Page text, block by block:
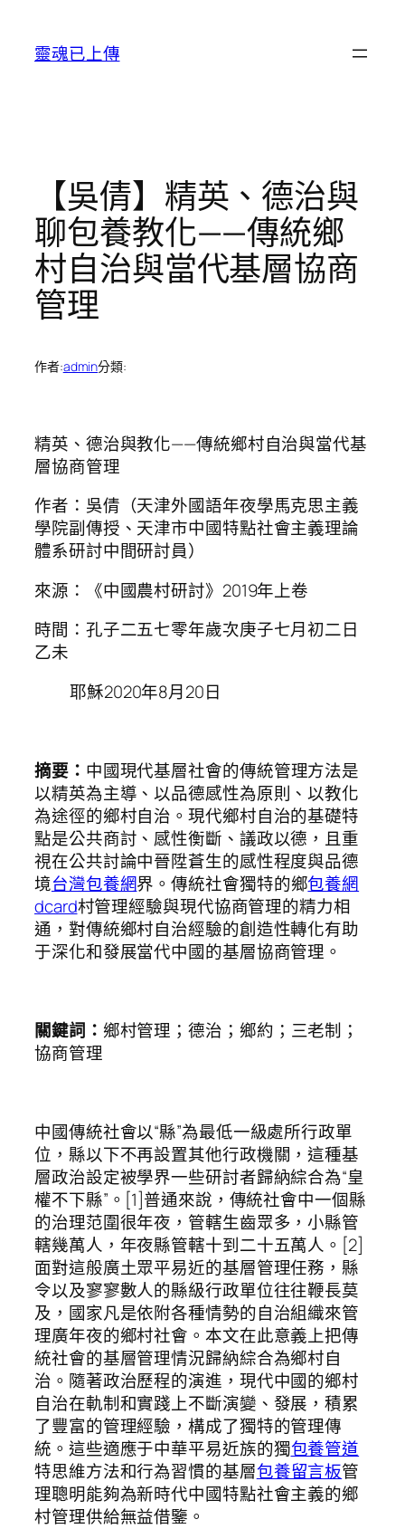
靈魂已上傳
【吳倩】精英、德治與
聊包養教化——傳統鄉
村自治與當代基層協商
管理
作者:admin分類:
精英、德治與教化——傳統鄉村自治與當代基
層協商管理
作者：吳倩（天津外國語年夜學馬克思主義
學院副傳授、天津市中國特點社會主義理論
體系研討中間研討員）
來源：《中國農村研討》2019年上卷
時間：孔子二五七零年歲次庚子七月初二日
乙未
耶穌2020年8月20日
摘要： 中國現代基層社會的傳統管理方法是
以精英為主導、以品德感性為原則、以教化
為途徑的鄉村自治。現代鄉村自治的基礎特
點是公共商討、感性衡斷、議政以德，且重
視在公共討論中晉陞蒼生的感性程度與品德
境台灣包養網界。傳統社會獨特的鄉包養網
dcard村管理經驗與現代協商管理的精力相
通，對傳統鄉村自治經驗的創造性轉化有助
于深化和發展當代中國的基層協商管理。
關鍵詞： 鄉村管理；德治；鄉約；三老制；
協商管理
中國傳統社會以“縣”為最低一級處所行政單
位，縣以下不再設置其他行政機關，這種基
層政治設定被學界一些研討者歸納綜合為“皇
權不下縣”。[1]普通來說，傳統社會中一個縣
的治理范圍很年夜，管轄生齒眾多，小縣管
轄幾萬人，年夜縣管轄十到二十五萬人。[2]
面對這般廣土眾平易近的基層管理任務，縣
令以及寥寥數人的縣級行政單位往往鞭長莫
及，國家凡是依附各種情勢的自治組織來管
理廣年夜的鄉村社會。本文在此意義上把傳
統社會的基層管理情況歸納綜合為鄉村自
治。隨著政治歷程的演進，現代中國的鄉村
自治在軌制和實踐上不斷演變、發展，積累
了豐富的管理經驗，構成了獨特的管理傳
統。這些適應于中華平易近族的獨包養管道
特思維方法和行為習慣的基層包養留言板管
理聰明能夠為新時代中國特點社會主義的鄉
村管理供給無益借鑒。